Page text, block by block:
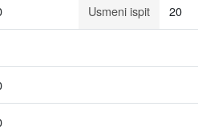
Usmeni ispit 20